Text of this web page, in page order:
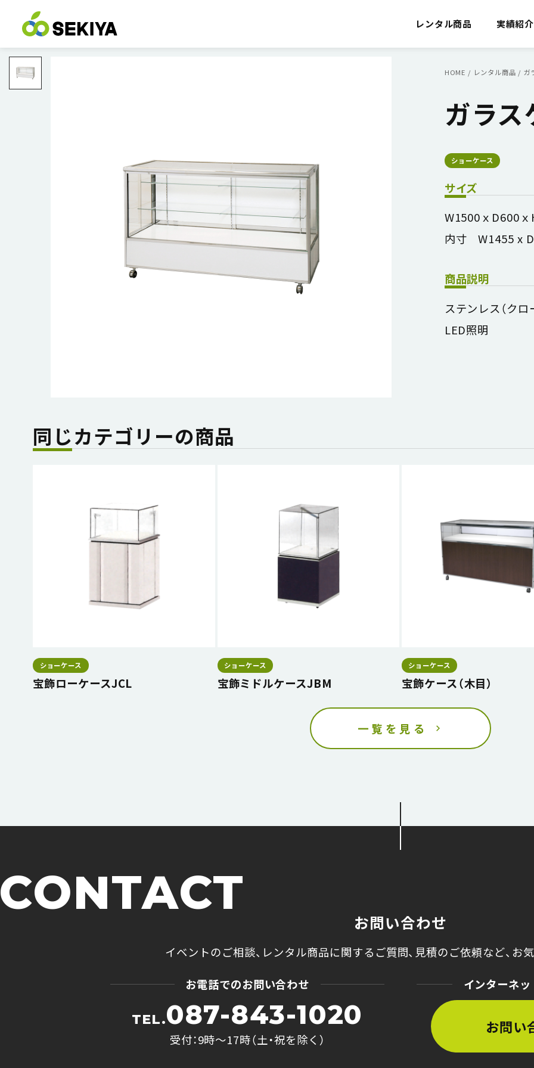
レンタル商品 実績紹介
HOME / レンタル商品 / ガ
ガラス
ショーケース
サイズ
W1500ｘD600
内寸 W1455 x
商品説明
ステンレス（クロ
LED照明
同じカテゴリーの商品
ショーケース
宝飾ローケースJCL
ショーケース
宝飾ミドルケースJBM
ショーケース
宝飾ケース（木目）
一覧を見る
お問い合わせ
イベントのご相談、 レンタル商品に関するご質問、 見積のご依頼など、 お
お電話でのお問い合わせ
TEL.087-843-1020
受付：9時〜17時（土・祝を除く）
インターネ
お問い